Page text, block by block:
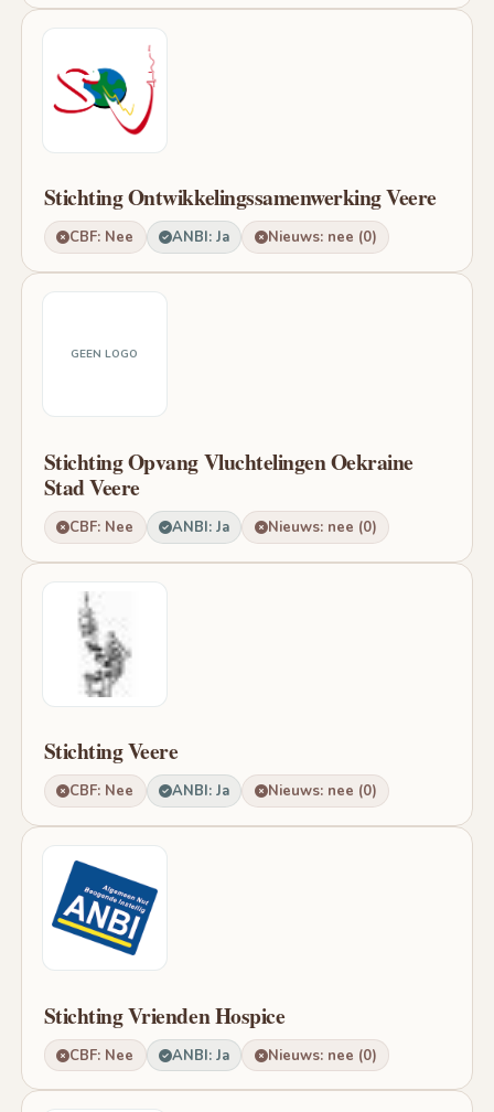
Stichting Ontwikkelingssamenwerking Veere
CBF: Nee ANBI: Ja Nieuws: nee (0)
GEEN LOGO
Stichting Opvang Vluchtelingen Oekraine
Stad Veere
CBF: Nee ANBI: Ja Nieuws: nee (0)
Stichting Veere
CBF: Nee ANBI: Ja Nieuws: nee (0)
Stichting Vrienden Hospice
CBF: Nee ANBI: Ja Nieuws: nee (0)